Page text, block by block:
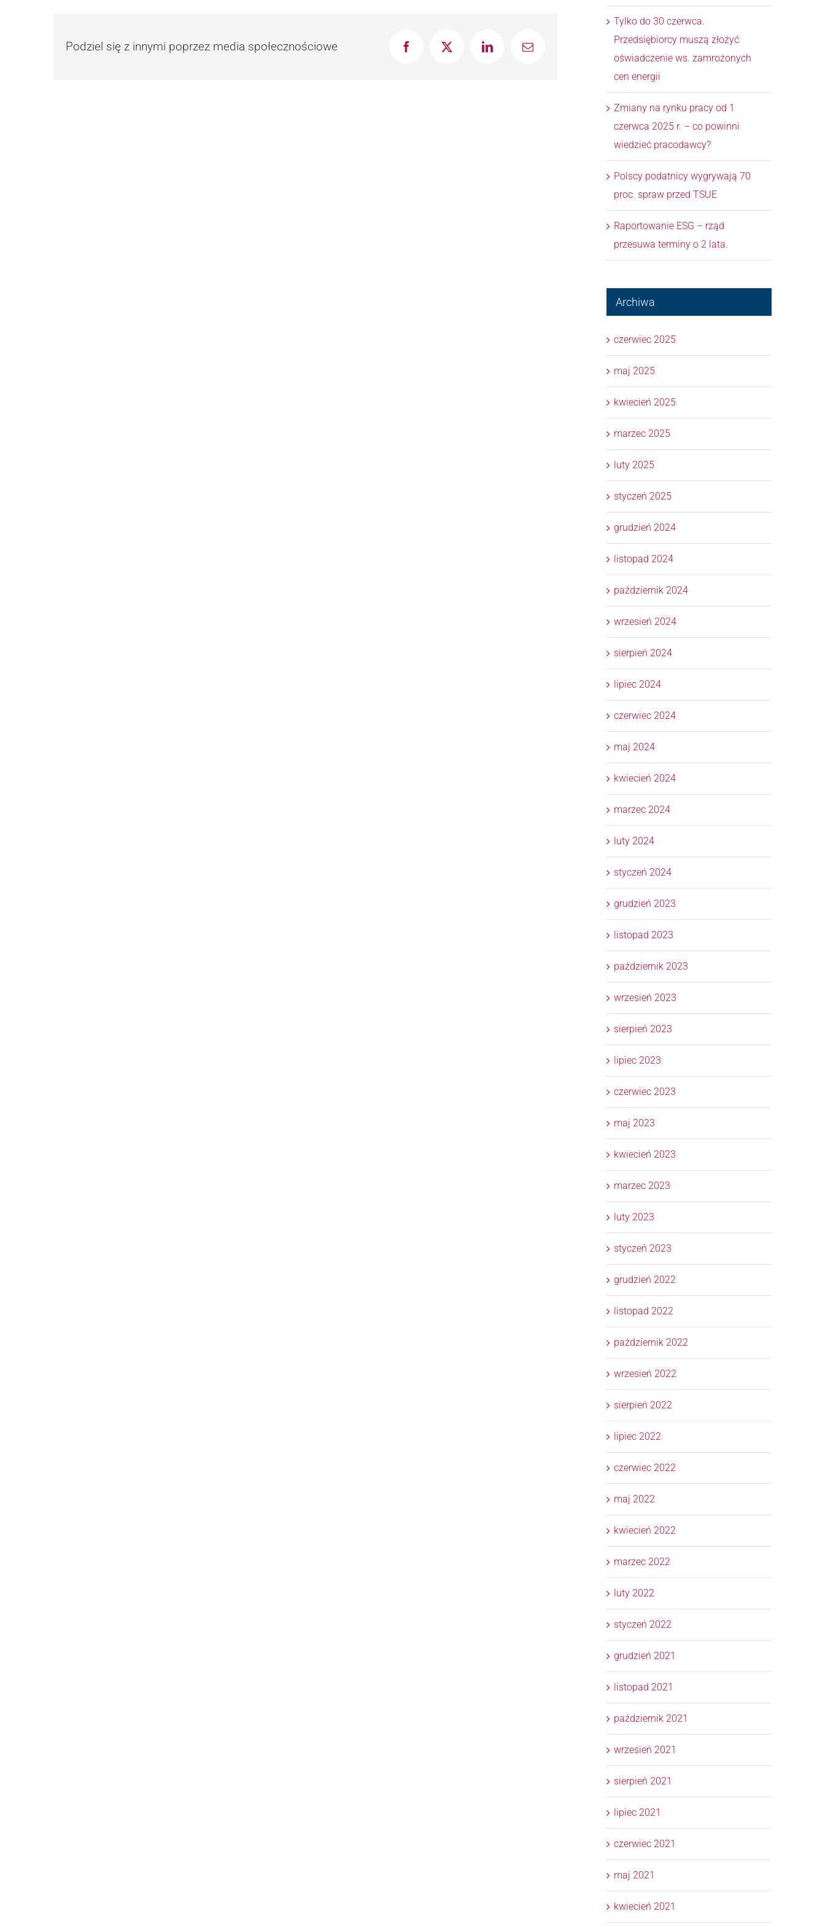
Podziel się z innymi poprzez media społecznościowe FacebookX LinkedInEmail
Tylko do 30 czerwca.
Przedsiębiorcy muszą złożyć
oświadczenie ws. zamrożonych
cen energii
Zmiany na rynku pracy od 1
czerwca 2025 r. – co powinni
wiedzieć pracodawcy?
Polscy podatnicy wygrywają 70
proc. spraw przed TSUE
Raportowanie ESG – rząd
przesuwa terminy o 2 lata.
Archiwa
czerwiec 2025
maj 2025
kwiecień 2025
marzec 2025
luty 2025
styczeń 2025
grudzień 2024
listopad 2024
październik 2024
wrzesień 2024
sierpień 2024
lipiec 2024
czerwiec 2024
maj 2024
kwiecień 2024
marzec 2024
luty 2024
styczeń 2024
grudzień 2023
listopad 2023
październik 2023
wrzesień 2023
sierpień 2023
lipiec 2023
czerwiec 2023
maj 2023
kwiecień 2023
marzec 2023
luty 2023
styczeń 2023
grudzień 2022
listopad 2022
październik 2022
wrzesień 2022
sierpień 2022
lipiec 2022
czerwiec 2022
maj 2022
kwiecień 2022
marzec 2022
luty 2022
styczeń 2022
grudzień 2021
listopad 2021
październik 2021
wrzesień 2021
sierpień 2021
lipiec 2021
czerwiec 2021
maj 2021
kwiecień 2021